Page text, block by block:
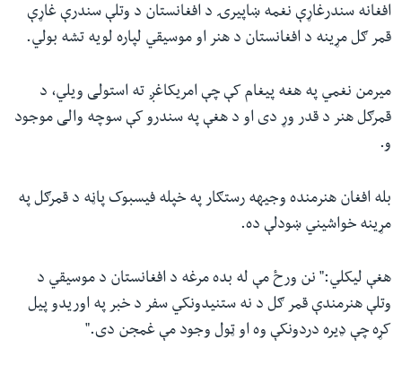
افغانه سندرغاړې نغمه ښاپیرۍ د افغانستان د وتلې سندرې غاړې
قمر ګل مړینه د افغانستان د هنر او موسیقي لپاره لویه تشه بولي.
میرمن نغمي په هغه پیغام کې چې امریکاغږ ته استولی ویلي، د
قمرګل هنر د قدر وړ دی او د هغې په سندرو کې سوچه والی موجود
و.
بله افغان هنرمنده وجیهه رستګار په خپله فیسبوک پاڼه د قمرګل په
مړینه خواشیني ښودلې ده.
هغې لیکلي:" نن ورځ مې له بده مرغه د افغانستان د موسیقي د
وتلې هنرمندې قمر ګل د نه ستنیدونکي سفر د خبر په اوریدو پیل
کړه چې ډیره دردونکې وه او ټول وجود مې غمجن دی."